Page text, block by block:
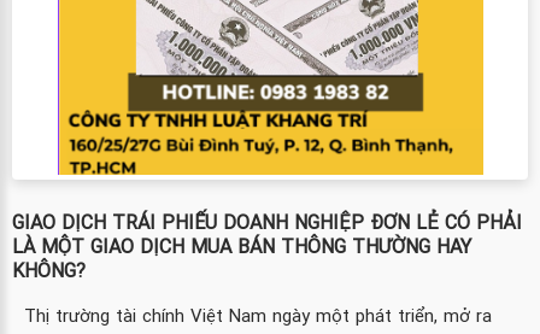
GIAO DỊCH TRÁI PHIẾU DOANH NGHIỆP ĐƠN LẺ CÓ PHẢI
LÀ MỘT GIAO DỊCH MUA BÁN THÔNG THƯỜNG HAY
KHÔNG?
Thị trường tài chính Việt Nam ngày một phát triển, mở ra